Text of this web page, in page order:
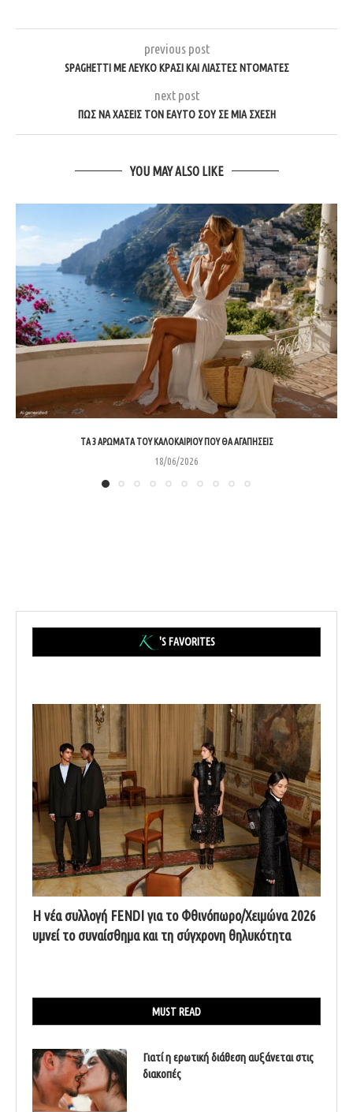
previous post
SPAGHETTI ΜΕ ΛΕΥΚΌ ΚΡΑΣΊ ΚΑΙ ΛΙΑΣΤΈΣ ΝΤΟΜΆΤΕΣ
next post
ΠΏΣ ΝΑ ΧΆΣΕΙΣ ΤΟΝ ΕΑΥΤΌ ΣΟΥ ΣΕ ΜΙΑ ΣΧΈΣΗ
YOU MAY ALSO LIKE
ΤΑ 3 ΑΡΏΜΑΤΑ ΤΟΥ ΚΑΛΟΚΑΙΡΙΟΎ ΠΟΥ ΘΑ ΑΓΑΠΉΣΕΙΣ
18/06/2026
'S FAVORITES
Η νέα συλλογή FENDI για το Φθινόπωρο/Χειμώνα 2026
υμνεί το συναίσθημα και τη σύγχρονη θηλυκότητα
MUST READ
Γιατί η ερωτική διάθεση αυξάνεται στις
διακοπές